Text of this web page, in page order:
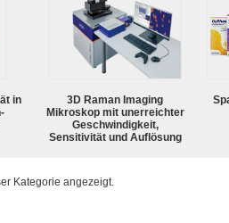
in
3D Raman Imaging
Mikroskop mit unerreichter
Geschwindigkeit,
Sensitivität und Auflösung
Kategorie angezeigt.